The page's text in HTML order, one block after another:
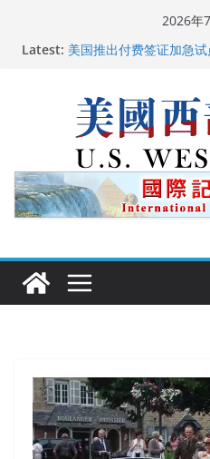
2026年
Latest: 广州市沉香协会会长周
美国人
美国最高法院维持“出生
人！
中国驻美国大使谢锋邀
再次访华